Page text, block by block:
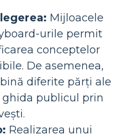
Mijloacele
urile permit
conceptelor
De asemenea,
diferite părți ale
publicul prin
Realizarea unui